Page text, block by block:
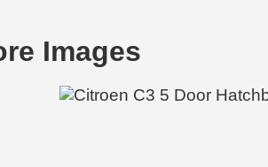
Images